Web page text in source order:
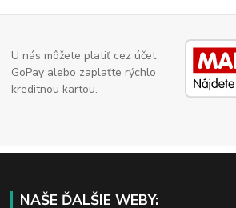
U nás môžete platiť cez účet
GoPay alebo zaplaťte rýchlo
kreditnou kartou.
NAŠE ĎALŠIE WEBY: